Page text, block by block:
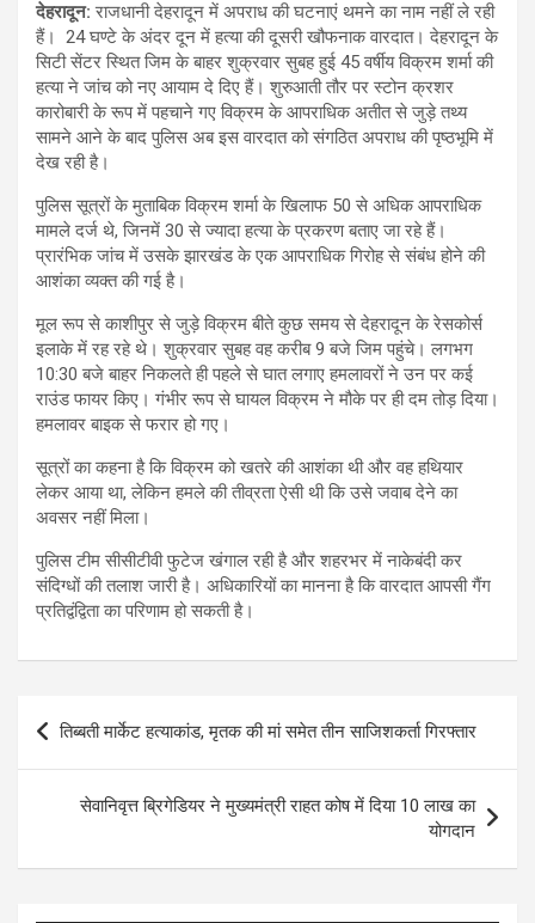
देहरादून: राजधानी देहरादून में अपराध की घटनाएं थमने का नाम नहीं ले रही
हैं। 24 घण्टे के अंदर दून में हत्या की दूसरी खौफनाक वारदात। देहरादून के
सिटी सेंटर स्थित जिम के बाहर शुक्रवार सुबह हुई 45 वर्षीय विक्रम शर्मा की
हत्या ने जांच को नए आयाम दे दिए हैं। शुरुआती तौर पर स्टोन क्रशर
कारोबारी के रूप में पहचाने गए विक्रम के आपराधिक अतीत से जुड़े तथ्य
सामने आने के बाद पुलिस अब इस वारदात को संगठित अपराध की पृष्ठभूमि में
देख रही है।
पुलिस सूत्रों के मुताबिक विक्रम शर्मा के खिलाफ 50 से अधिक आपराधिक
मामले दर्ज थे, जिनमें 30 से ज्यादा हत्या के प्रकरण बताए जा रहे हैं।
प्रारंभिक जांच में उसके झारखंड के एक आपराधिक गिरोह से संबंध होने की
आशंका व्यक्त की गई है।
मूल रूप से काशीपुर से जुड़े विक्रम बीते कुछ समय से देहरादून के रेसकोर्स
इलाके में रह रहे थे। शुक्रवार सुबह वह करीब 9 बजे जिम पहुंचे। लगभग
10:30 बजे बाहर निकलते ही पहले से घात लगाए हमलावरों ने उन पर कई
राउंड फायर किए। गंभीर रूप से घायल विक्रम ने मौके पर ही दम तोड़ दिया।
हमलावर बाइक से फरार हो गए।
सूत्रों का कहना है कि विक्रम को खतरे की आशंका थी और वह हथियार
लेकर आया था, लेकिन हमले की तीव्रता ऐसी थी कि उसे जवाब देने का
अवसर नहीं मिला।
पुलिस टीम सीसीटीवी फुटेज खंगाल रही है और शहरभर में नाकेबंदी कर
संदिग्धों की तलाश जारी है। अधिकारियों का मानना है कि वारदात आपसी गैंग
प्रतिद्वंद्विता का परिणाम हो सकती है।
Post
navigation
तिब्बती मार्केट हत्याकांड, मृतक की मां समेत तीन साजिशकर्ता गिरफ्तार
सेवानिवृत्त ब्रिगेडियर ने मुख्यमंत्री राहत कोष में दिया 10 लाख का
योगदान